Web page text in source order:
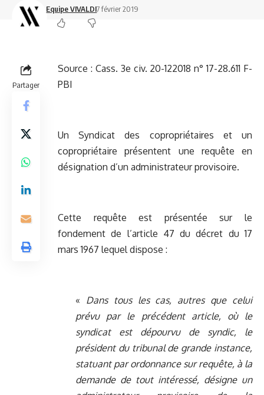
Equipe VIVALDI7 février 2019
Partager
Source : Cass. 3e civ. 20-122018 n° 17-28.611 F-
PBI
Un Syndicat des copropriétaires et un
copropriétaire présentent une requête en
désignation d’un administrateur provisoire.
Cette requête est présentée sur le
fondement de l’article 47 du décret du 17
mars 1967 lequel dispose :
« Dans tous les cas, autres que celui
prévu par le précédent article, où le
syndicat est dépourvu de syndic, le
président du tribunal de grande instance,
statuant par ordonnance sur requête, à la
demande de tout intéressé, désigne un